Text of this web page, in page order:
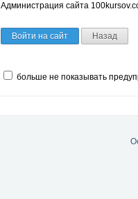
Администрация сайта
Войти на сайт Назад
больше не показывать